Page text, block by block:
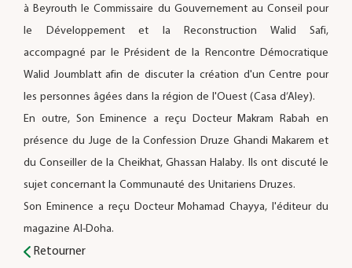
à Beyrouth le Commissaire du Gouvernement au Conseil pour
le Développement et la Reconstruction Walid Safi,
accompagné par le Président de la Rencontre Démocratique
Walid Joumblatt afin de discuter la création d'un Centre pour
les personnes âgées dans la région de l'Ouest (Casa d’Aley).
En outre, Son Eminence a reçu Docteur Makram Rabah en
présence du Juge de la Confession Druze Ghandi Makarem et
du Conseiller de la Cheikhat, Ghassan Halaby. Ils ont discuté le
sujet concernant la Communauté des Unitariens Druzes.
Son Eminence a reçu Docteur Mohamad Chayya, l'éditeur du
magazine Al-Doha.
Retourner